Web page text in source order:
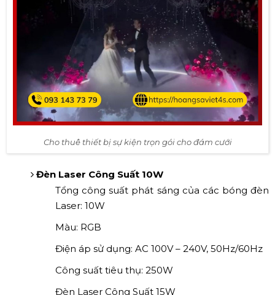
Cho thuê thiết bị sự kiện trọn gói cho đám cưới
Đèn Laser Công Suất 10W
Tổng công suất phát sáng của các bóng đèn
Laser: 10W
Màu: RGB
Điện áp sử dụng: AC 100V – 240V, 50Hz/60Hz
Công suất tiêu thụ: 250W
Đèn Laser Công Suất 15W